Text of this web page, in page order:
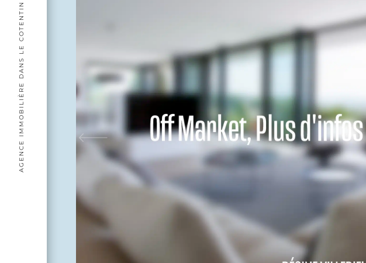
AGENCE IMMOBILIÈRE DANS LE COTENTIN